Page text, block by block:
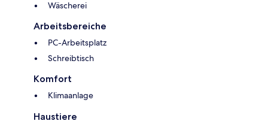
Wäscherei
Arbeitsbereiche
PC-Arbeitsplatz
Schreibtisch
Komfort
Klimaanlage
Haustiere